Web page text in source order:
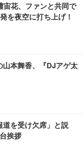
宙花、ファンと共同で
を夜空に打ち上げ！
本舞香、『DJアゲ太
を受け欠席」と説
挨拶